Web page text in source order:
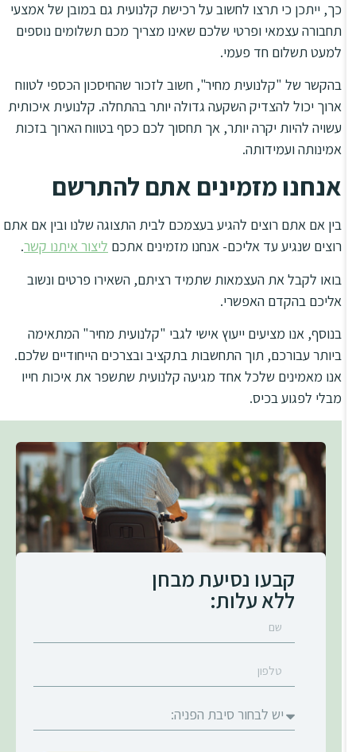
כך, ייתכן כי תרצו לחשוב על רכישת קלנועית גם במובן של אמצעי
תחבורה עצמאי ופרטי שלכם שאינו מצריך מכם תשלומים נוספים
למעט תשלום חד פעמי.
בהקשר של "קלנועית מחיר", חשוב לזכור שהחיסכון הכספי לטווח
ארוך יכול להצדיק השקעה גדולה יותר בהתחלה. קלנועית איכותית
עשויה להיות יקרה יותר, אך תחסוך לכם כסף בטווח הארוך בזכות
אמינותה ועמידותה.
אנחנו מזמינים אתם להתרשם
בין אם אתם רוצים להגיע בעצמכם לבית התצוגה שלנו ובין אם אתם
רוצים שנגיע עד אליכם- אנחנו מזמינים אתכםליצור איתנו קשר.
בואו לקבל את העצמאות שתמיד רציתם,השאירו פרטים ונשוב
אליכם בהקדם האפשרי.
בנוסף, אנו מציעים ייעוץ אישי לגבי "קלנועית מחיר" המתאימה
ביותר עבורכם, תוך התחשבות בתקציב ובצרכים הייחודיים שלכם.
אנו מאמינים שלכל אחד מגיעה קלנועית שתשפר את איכות חייו
מבלי לפגוע בכיס.
קבעו נסיעת מבחן
ללא עלות: